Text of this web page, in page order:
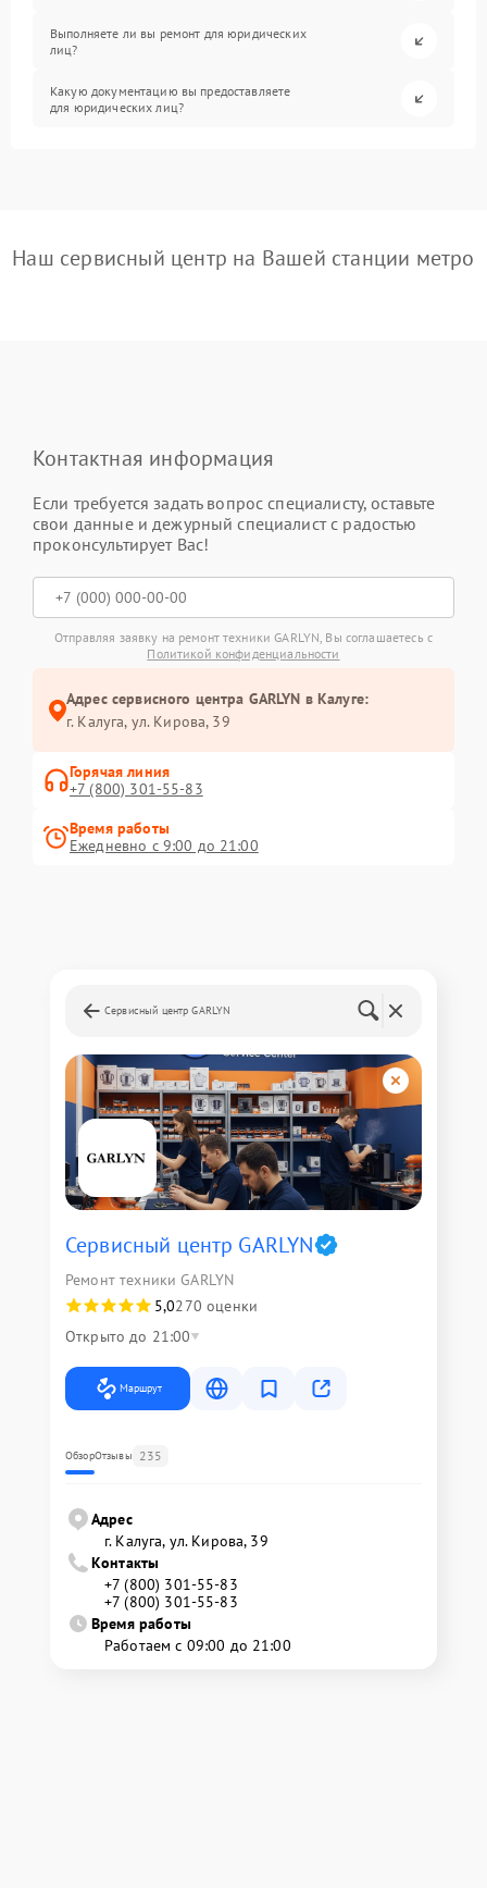
Выполняете ли вы ремонт для юридических
лиц?
Какую документацию вы предоставляете
для юридических лиц?
Наш сервисный центр на Вашей станции метро
Контактная информация
Если требуется задать вопрос специалисту, оставьте
свои данные и дежурный специалист с радостью
проконсультирует Вас!
Отправляя заявку на ремонт техники GARLYN, Вы соглашаетесь с
Политикой конфиденциальности
Адрес сервисного центра GARLYN в Калуге:
г. Калуга, ул. Кирова, 39
Горячая линия
+7 (800) 301-55-83
Время работы
Ежедневно с 9:00 до 21:00
Сервисный центр GARLYN
Сервисный центр GARLYN
Ремонт техники GARLYN
5,0270 оценки
Открыто до 21:00
Маршрут
ОбзорОтзывы 235
Адрес
г. Калуга, ул. Кирова, 39
Контакты
+7 (800) 301-55-83
+7 (800) 301-55-83
Время работы
Работаем с 09:00 до 21:00